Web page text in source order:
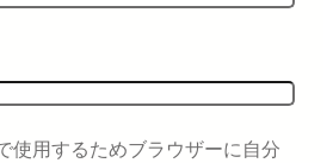
使用するためブラウザーに自分